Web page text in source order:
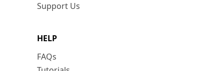
Support Us
HELP
FAQs